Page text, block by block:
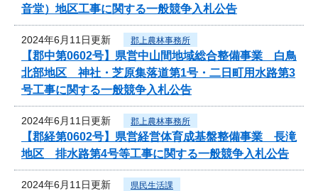
音堂）地区工事に関する一般競争入札公告
2024年6月11日更新 郡上農林事務所
【郡中第0602号】県営中山間地域総合整備事業 白鳥
北部地区 神社・芝原集落道第1号・二日町用水路第3
号工事に関する一般競争入札公告
2024年6月11日更新 郡上農林事務所
【郡経第0602号】県営経営体育成基盤整備事業 長滝
地区 排水路第4号等工事に関する一般競争入札公告
2024年6月11日更新 県民生活課